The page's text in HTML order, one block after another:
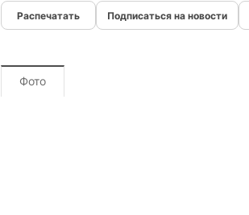
Подписаться на новости
Фото